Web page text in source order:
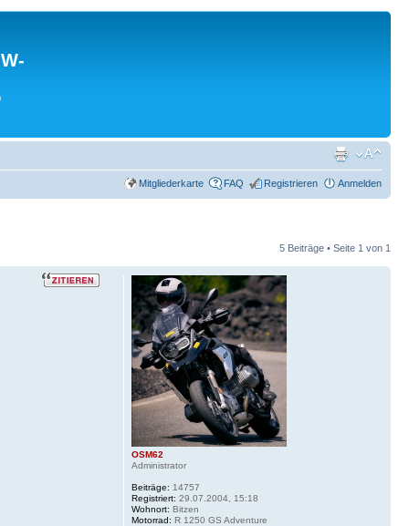
Mitgliederkarte FAQ Registrieren Anmelden
5 Beiträge • Seite 1 von 1
OSM62
Administrator
Beiträge: 14757
Registriert: 29.07.2004, 15:18
Wohnort: Bitzen
Motorrad: R 1250 GS Adventure